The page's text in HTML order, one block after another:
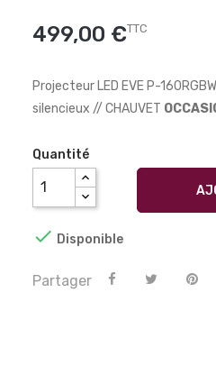
499,00 €TTC
Projecteur LED EVE P-
silencieux // CHAUVET
Quantité
 Disponible
Partager